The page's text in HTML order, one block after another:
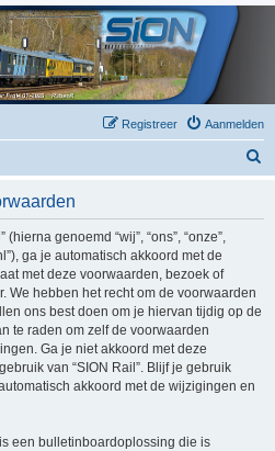
Aanmelden
Registreer
genoemd “wij”, “ons”, “onze”,
ga je automatisch akkoord met de
met deze voorwaarden, bezoek of
We hebben het recht om de voorwaarden
ons best doen om je hiervan tijdig op de
te raden om zelf de voorwaarden
Ga je niet akkoord met deze
van “SION Rail”. Blijf je gebruik
akkoord met de wijzigingen en
een bulletinboardoplossing die is